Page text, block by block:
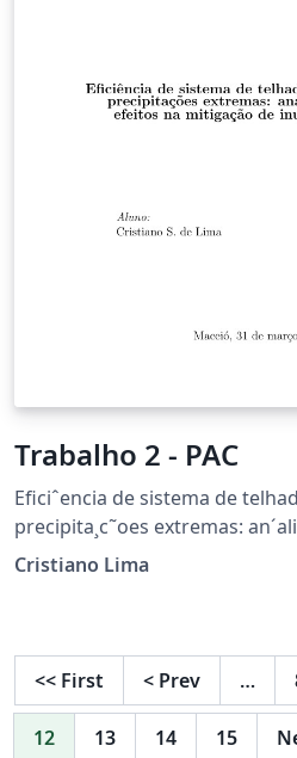
Trabalho 2 - PAC
Eficiˆencia de sistema de
precipita¸c˜oes extremas:
na mitiga¸c˜ao de inunda¸c˜oes
Cristiano Lima
<< First < Prev …
12 13 14 15